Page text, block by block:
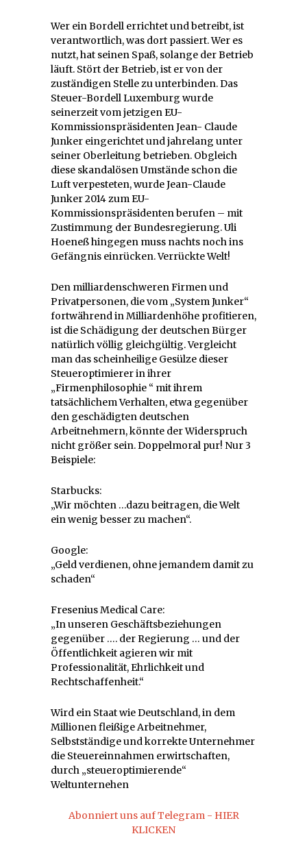
Wer ein Bordell errichtet und betreibt, ist
verantwortlich, was dort passiert. Wer es
nutzt, hat seinen Spaß, solange der Betrieb
läuft. Stört der Betrieb, ist er von der
zuständigen Stelle zu unterbinden. Das
Steuer-Bordell Luxemburg wurde
seinerzeit vom jetzigen EU-
Kommissionspräsidenten Jean- Claude
Junker eingerichtet und jahrelang unter
seiner Oberleitung betrieben. Obgleich
diese skandalösen Umstände schon die
Luft verpesteten, wurde Jean-Claude
Junker 2014 zum EU-
Kommissionspräsidenten berufen – mit
Zustimmung der Bundesregierung. Uli
Hoeneß hingegen muss nachts noch ins
Gefängnis einrücken. Verrückte Welt!
Den milliardenschweren Firmen und
Privatpersonen, die vom „System Junker“
fortwährend in Milliardenhöhe profitieren,
ist die Schädigung der deutschen Bürger
natürlich völlig gleichgültig. Vergleicht
man das scheinheilige Gesülze dieser
Steueroptimierer in ihrer
„Firmenphilosophie “ mit ihrem
tatsächlichem Verhalten, etwa gegenüber
den geschädigten deutschen
Arbeitnehmern, könnte der Widerspruch
nicht größer sein. Doppelmoral pur! Nur 3
Beispiele:
Starbucks:
„Wir möchten …dazu beitragen, die Welt
ein wenig besser zu machen“.
Google:
„Geld verdienen, ohne jemandem damit zu
schaden“
Fresenius Medical Care:
„In unseren Geschäftsbeziehungen
gegenüber …. der Regierung … und der
Öffentlichkeit agieren wir mit
Professionalität, Ehrlichkeit und
Rechtschaffenheit.“
Wird ein Staat wie Deutschland, in dem
Millionen fleißige Arbeitnehmer,
Selbstständige und korrekte Unternehmer
die Steuereinnahmen erwirtschaften,
durch „steueroptimierende“
Weltunternehen
Abonniert uns auf Telegram - HIER
KLICKEN